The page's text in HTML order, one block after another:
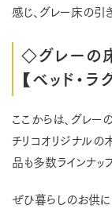
感じ、グレー床の引
◇グレーの
【ベッド・ラ
ここからは、グレー
チリコオリジナルの
品も多数ラインナップ
ぜひ暮らしのお供に